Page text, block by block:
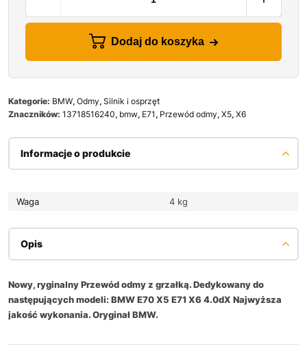
Dodaj do koszyka
Kategorie: BMW, Odmy, Silnik i osprzęt
Znaczników: 13718516240, bmw, E71 , Przewód odmy, X5, X6
Informacje o produkcie
Waga 4 kg
Opis
Nowy, ryginalny Przewód odmy z grzałką. Dedykowany do
następujących modeli: BMW E70 X5 E71 X6 4.0dX Najwyższa
jakość wykonania. Oryginał BMW.